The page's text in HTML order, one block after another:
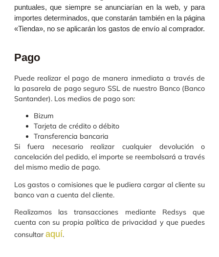
puntuales, que siempre se anunciarían en la web, y para
importes determinados, que constarán también en la página
«Tienda», no se aplicarán los gastos de envío al comprador.
Pago
Puede realizar el pago de manera inmediata a través de
la pasarela de pago seguro SSL de nuestro Banco (Banco
Santander). Los medios de pago son:
Bizum
Tarjeta de crédito o débito
Transferencia bancaria
Si fuera necesario realizar cualquier devolución o
cancelación del pedido, el importe se reembolsará a través
del mismo medio de pago.
Los gastos o comisiones que le pudiera cargar al cliente su
banco van a cuenta del cliente.
Realizamos las transacciones mediante Redsys que
cuenta con su propia política de privacidad y que puedes
consultar aquí.